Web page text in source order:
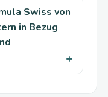
Swiss von
in Bezug